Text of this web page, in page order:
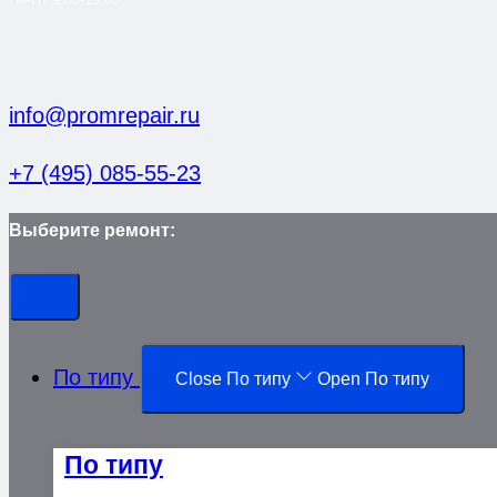
info@promrepair.ru
+7 (495) 085-55-23
Выберите ремонт:
По типу Close По типу Open По типу
По типу